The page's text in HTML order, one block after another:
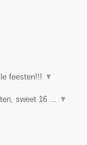
feesten!!! ▼
sweet 16 ... ▼